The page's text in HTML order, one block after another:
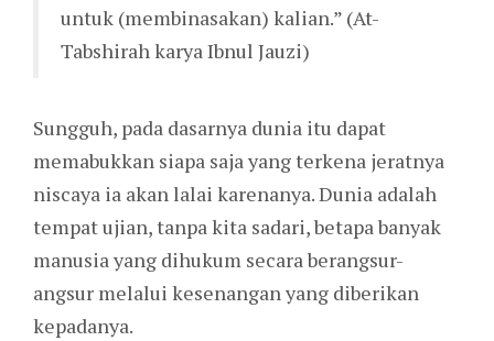
untuk (membinasakan) kalian.” (At-
Tabshirah karya Ibnul Jauzi)
Sungguh, pada dasarnya dunia itu dapat
memabukkan siapa saja yang terkena jeratnya
niscaya ia akan lalai karenanya. Dunia adalah
tempat ujian, tanpa kita sadari, betapa banyak
manusia yang dihukum secara berangsur-
angsur melalui kesenangan yang diberikan
kepadanya.